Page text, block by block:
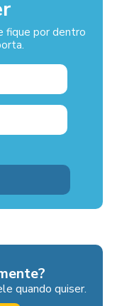
fique por dentro
quando quiser.